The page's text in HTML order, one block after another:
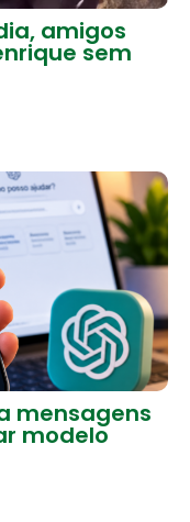
amigos
sem
mensagens
modelo